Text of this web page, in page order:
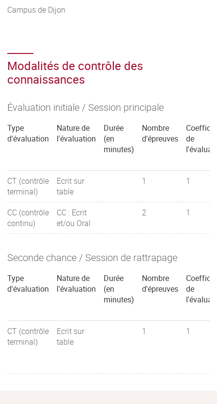
Campus de Dijon
Modalités de contrôle des
connaissances
Évaluation initiale / Session principale
Type
d'évaluation
Nature de
l'évaluation
Durée
(en
minutes)
Nombre
d'épreuves
de
CT (contrôle
terminal)
Ecrit sur
table
1 1
CC (contrôle
continu)
CC : Ecrit
et/ou Oral
2 1
Seconde chance / Session de rattrapage
Type
d'évaluation
Nature de
l'évaluation
Durée
(en
minutes)
Nombre
d'épreuves
de
CT (contrôle
terminal)
Ecrit sur
table
1 1